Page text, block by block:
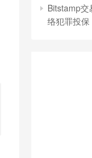
Bitstamp交
络犯罪投保